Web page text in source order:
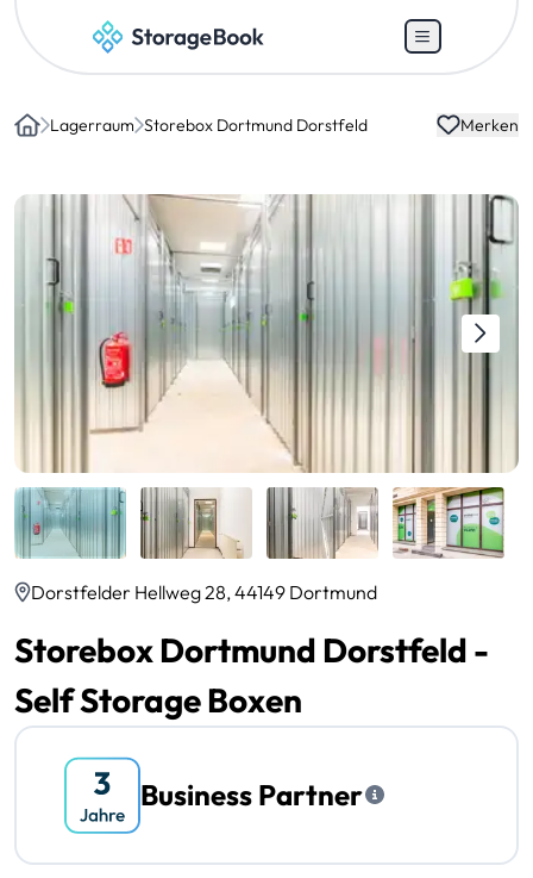
Lagerraum Storebox Dortmund Dorstfeld Merken
Dorstfelder Hellweg 28, 44149 Dortmund
Storebox Dortmund Dorstfeld -
Self Storage Boxen
Business Partner